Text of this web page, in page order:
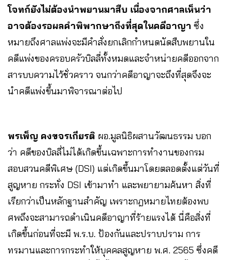
โจทก์ยังไม่ต้องนำพยานมาสืบ เนื่องจากศาลเห็นว่า
อาจต้องรอผลคำพิพากษาถึงที่สุดในคดีอาญา ซึ่ง
หมายถึงศาลแพ่งจะมีคำสั่งยกเลิกกำหนดนัดสืบพยานใน
คดีแพ่งของครอบครัวบิลลี่ทั้งหมดและจำหน่ายคดีออกจาก
สารบบความไว้ชั่วคราว จนกว่าคดีอาญาจะถึงที่สุดจึงจะ
นำคดีแพ่งขึ้นมาพิจารณาต่อไป
พรเพ็ญ คงขจรเกียรติ ผอ.มูลนิธิผสานวัฒนธรรม บอก
ว่า คดีของบิลลี่ไม่ได้เกิดขึ้นเฉพาะการทำงานของกรม
สอบสวนคดีพิเศษ (DSI) แต่เกิดขึ้นมาโดยตลอดตั้งแต่วันที่
สูญหาย กระทั่ง DSI เข้ามาทำ และพยายามค้นหา สิ่งที่
เรียกว่าเป็นหลักฐานสำคัญ เพราะกฎหมายไทยต้องพบ
ศพถึงจะสามารถดำเนินคดีอาญาที่ร้ายแรงได้ นี่คือสิ่งที่
เกิดขึ้นก่อนที่จะมี พ.ร.บ. ป้องกันและปราบปราม การ
ทรมานและการกระทำให้บุคคลสูญหาย พ.ศ. 2565 ซึ่งคดี